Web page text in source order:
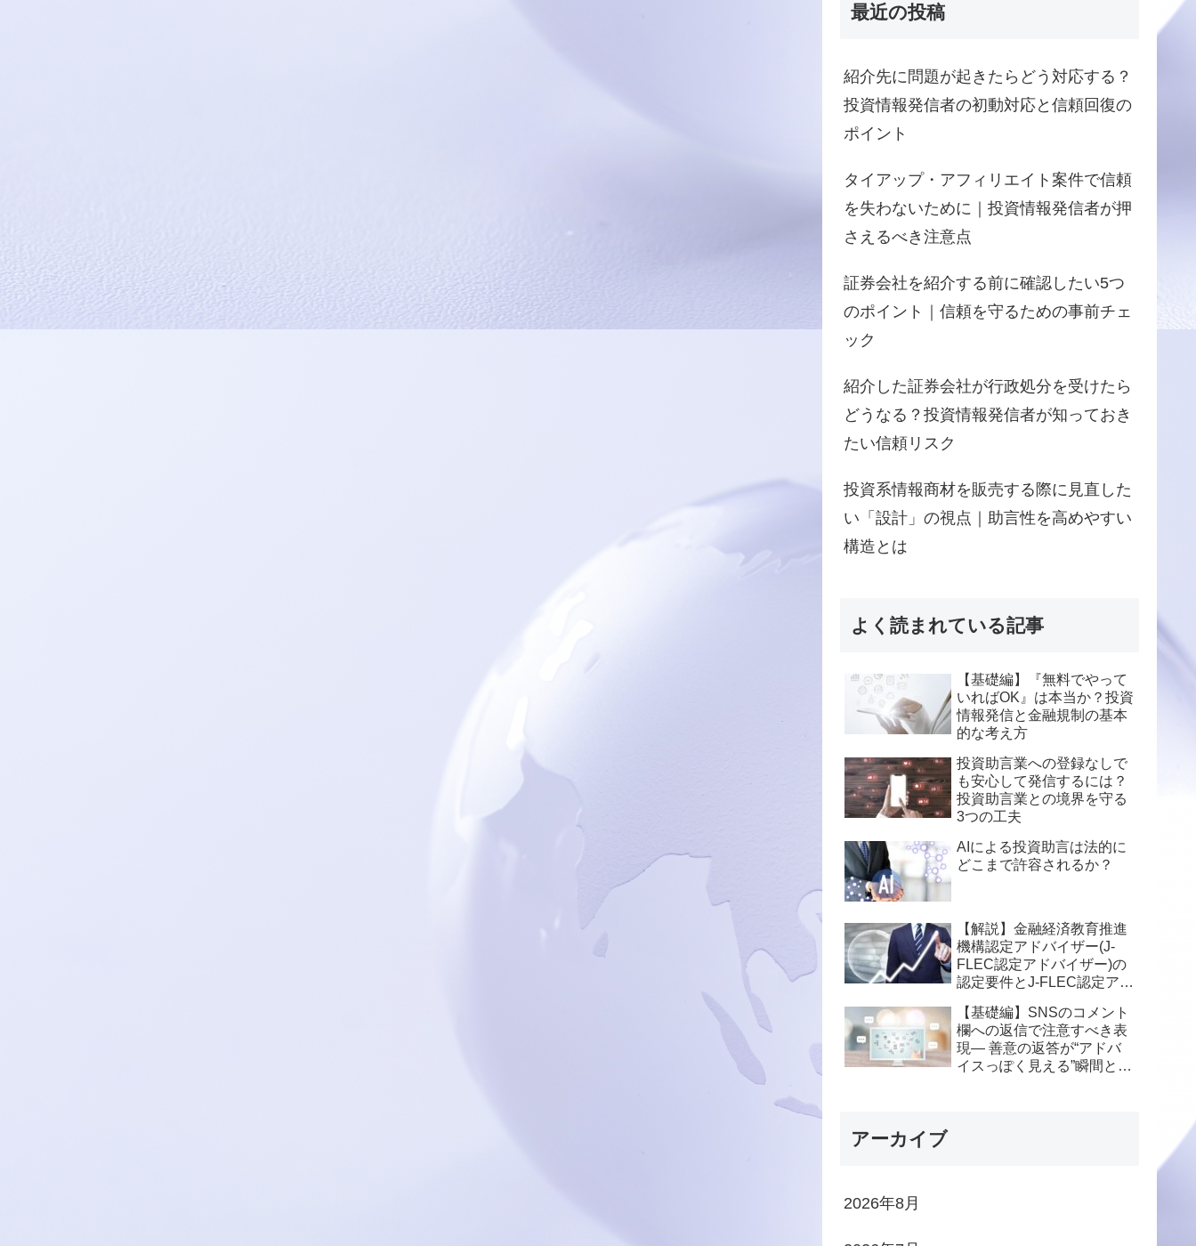
最近の投稿
紹介先に問題が起きたらどう対応する？
投資情報発信者の初動対応と信頼回復の
ポイント
タイアップ・アフィリエイト案件で信頼
を失わないために｜投資情報発信者が押
さえるべき注意点
証券会社を紹介する前に確認したい5つ
のポイント｜信頼を守るための事前チェ
ック
紹介した証券会社が行政処分を受けたら
どうなる？投資情報発信者が知っておき
たい信頼リスク
投資系情報商材を販売する際に見直した
い「設計」の視点｜助言性を高めやすい
構造とは
よく読まれている記事
【基礎編】『無料でやって
いればOK』は本当か？投資
情報発信と金融規制の基本
的な考え方
投資助言業への登録なしで
も安心して発信するには？
投資助言業との境界を守る
3つの工夫
AIによる投資助言は法的に
どこまで許容されるか？
【解説】金融経済教育推進
機構認定アドバイザー(J-
FLEC認定アドバイザー)の
認定要件とJ-FLEC認定アド
ットとデメリットについて
【基礎編】SNSのコメント
欄への返信で注意すべき表
現― 善意の返答が“アドバ
イスっぽく見える”瞬間と
アーカイブ
2026年8月